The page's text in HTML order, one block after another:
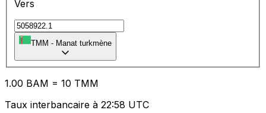
Vers
TMM - Manat turkmène
1.00 BAM = 10 TMM
Taux interbancaire à 22:58 UTC